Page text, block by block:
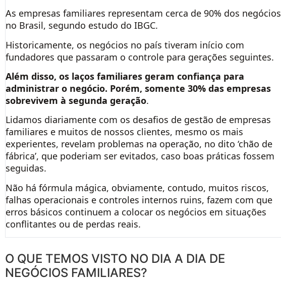
As empresas familiares representam cerca de 90% dos negócios
no Brasil, segundo estudo do IBGC.
Historicamente, os negócios no país tiveram início com
fundadores que passaram o controle para gerações seguintes.
Além disso, os laços familiares geram confiança para
administrar o negócio. Porém, somente 30% das empresas
sobrevivem à segunda geração.
Lidamos diariamente com os desafios de gestão de empresas
familiares e muitos de nossos clientes, mesmo os mais
experientes, revelam problemas na operação, no dito ‘chão de
fábrica’, que poderiam ser evitados, caso boas práticas fossem
seguidas.
Não há fórmula mágica, obviamente, contudo, muitos riscos,
falhas operacionais e controles internos ruins, fazem com que
erros básicos continuem a colocar os negócios em situações
conflitantes ou de perdas reais.
O QUE TEMOS VISTO NO DIA A DIA DE
NEGÓCIOS FAMILIARES?